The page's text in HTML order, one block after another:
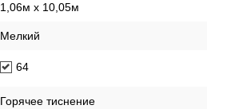
1,06м х 10,05м
Мелкий
64
Горячее тиснение